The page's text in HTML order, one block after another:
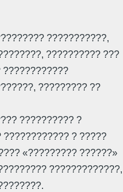
???????????,
?????????? ???
????????????
????????? ??
?????????? ?
? ?????
«????????? ??????»
?????????????,